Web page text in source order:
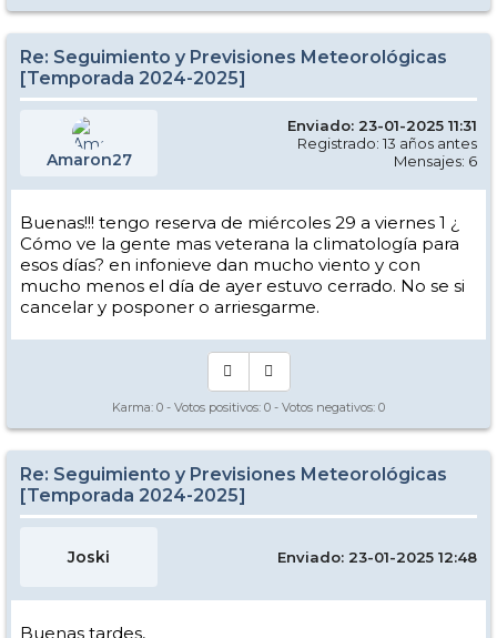
Re: Seguimiento y Previsiones Meteorológicas
[Temporada 2024-2025]
Amaron27
Enviado: 23-01-2025 11:31
Registrado: 13 años antes
Mensajes: 6
Buenas!!! tengo reserva de miércoles 29 a viernes 1 ¿
Cómo ve la gente mas veterana la climatología para
esos días? en infonieve dan mucho viento y con
mucho menos el día de ayer estuvo cerrado. No se si
cancelar y posponer o arriesgarme.
Karma: 0 - Votos positivos: 0 - Votos negativos: 0
Re: Seguimiento y Previsiones Meteorológicas
[Temporada 2024-2025]
Joski Enviado: 23-01-2025 12:48
Buenas tardes,